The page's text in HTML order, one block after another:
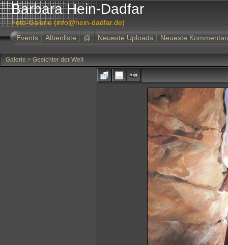
Barbara Hein-Dadfar
Foto-Galerie (info@hein-dadfar.de)
Events
Albenliste @ Neueste Uploads Neueste
Galerie > Gesichter der Welt